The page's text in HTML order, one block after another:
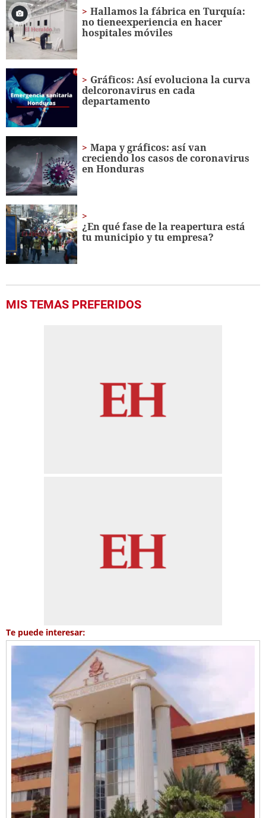
55
seconds
Hallamos la fábrica en Turquía:
no tieneexperiencia en hacer
hospitales móviles
Gráficos: Así evoluciona la curva
delcoronavirus en cada
departamento
Mapa y gráficos: así van
creciendo los casos de coronavirus
en Honduras
¿En qué fase de la reapertura está
tu municipio y tu empresa?
MIS TEMAS PREFERIDOS
Te puede interesar: